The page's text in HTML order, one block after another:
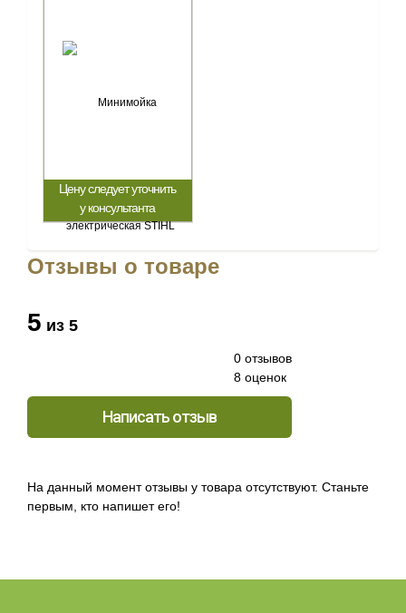
Цену следует уточнить
у консультанта
Отзывы о товаре
5 из 5
0 отзывов
8 оценок
Написать отзыв
На данный момент отзывы у товара отсутствуют. Станьте
первым, кто напишет его!